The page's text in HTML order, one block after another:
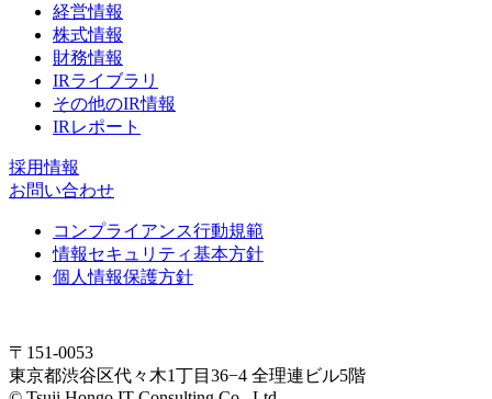
経営情報
株式情報
財務情報
IRライブラリ
その他のIR情報
IRレポート
採用情報
お問い合わせ
コンプライアンス行動規範
情報セキュリティ基本方針
個人情報保護方針
〒151-0053
東京都渋谷区代々木1丁目36−4 全理連ビル5階